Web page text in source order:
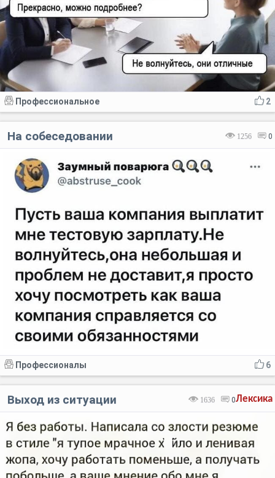
2
Профессиональное
1256 0
На собеседовании
6
Профессионалы
Лексика
1636 0
Выход из ситуации